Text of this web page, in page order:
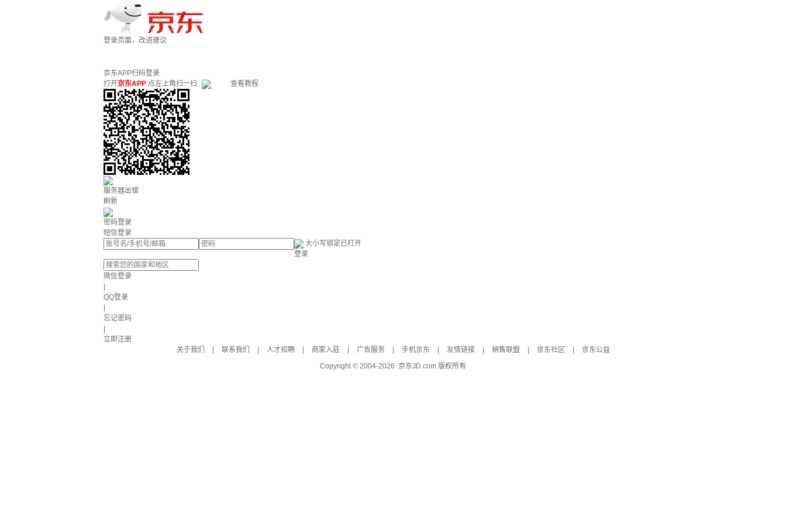
登录页面，改进建议
京东APP扫码登录
打开京东APP 点左上角扫一扫 查看教程
服务器出错
刷新
密码登录
短信登录
大小写锁定已打开
登录
微信登录
QQ登录
忘记密码
立即注册
关于我们
联系我们 人才招聘 商家入驻 广告服务 手机京东 友情链接 销售联盟 京东社区
京东公益
Copyright © 2004-2026 京东JD.com 版权所有